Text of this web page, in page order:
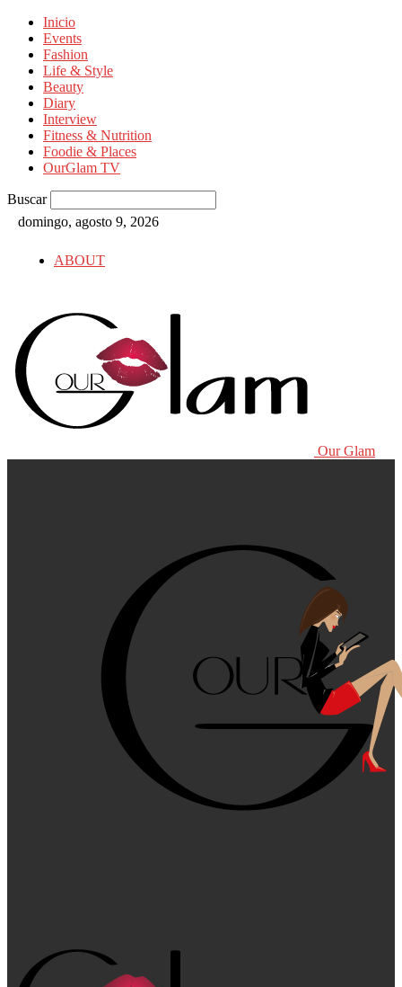
Inicio
Events
Fashion
Life & Style
Beauty
Diary
Interview
Fitness & Nutrition
Foodie & Places
OurGlam TV
Buscar
domingo, agosto 9, 2026
ABOUT
Our Glam